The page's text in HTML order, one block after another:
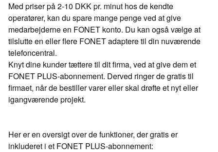
Med priser på 2-10 DKK pr. minut hos de kendte
operatører, kan du spare mange penge ved at give
medarbejderne en FONET konto. Du kan også vælge at
tilslutte en eller flere FONET adaptere til din nuværende
telefoncentral.
Knyt dine kunder tættere til dit firma, ved at give dem et
FONET PLUS-abonnement. Derved ringer de gratis til
firmaet, når de bestiller varer eller skal drøfte et nyt eller
igangværende projekt.
Her er en oversigt over de funktioner, der gratis er
inkluderet i et FONET PLUS-abonnement: